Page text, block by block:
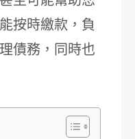
按時繳款，負
債務，同時也